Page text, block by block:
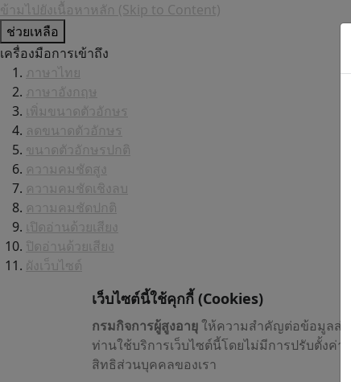
ข้ามไปยังเนื้อหาหลัก (Skip to Content)
ช่วยเหลือ
เครื่องมือการเข้าถึง
ภาษาไทย
ภาษาอังกฤษ
เพิ่มขนาดตัวอักษร
ลดขนาดตัวอักษร
ขนาดตัวอักษรปกติ
ความคมชัดสูง
ความคมชัดเชิงลบ
ความคมชัดปกติ
เปิดอ่านด้วยเสียง
ปิดอ่านด้วยเสียง
ผังเว็บไซต์
เว็บไซต์นี้ใช้คุกกี้ (Cookies)
กรมกิจการผู้สูงอายุให้ความสำคัญต่อข้อมูลส่ว
ท่านใช้บริการเว็บไซต์นี้โดยไม่มีการปรับตั้งค่
สิทธิส่วนบุคคลของเรา